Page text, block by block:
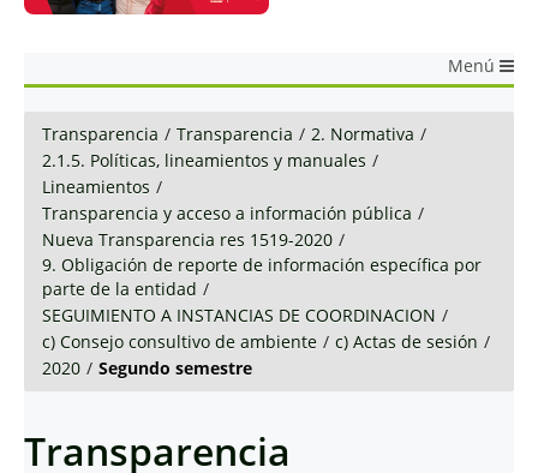
Menú
Transparencia / Transparencia / 2. Normativa /
2.1.5. Políticas, lineamientos y manuales /
Lineamientos /
Transparencia y acceso a información pública /
Nueva Transparencia res 1519-2020 /
9. Obligación de reporte de información específica por
parte de la entidad /
SEGUIMIENTO A INSTANCIAS DE COORDINACION /
c) Consejo consultivo de ambiente / c) Actas de sesión /
2020 / Segundo semestre
Transparencia